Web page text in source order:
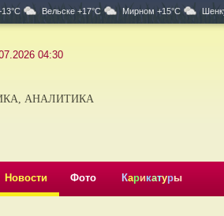
Вельске +17°C Мирном +15°C
04:30
АНАЛИТИКА
Новости Фото Карикатуры